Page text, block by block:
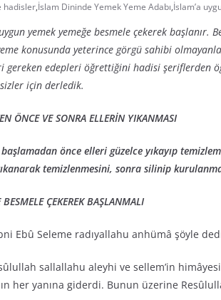
hadisler,İslam Dininde Yemek Yeme Adabı,İslam’a
yemek yemeğe besmele çekerek
konusunda yeterince görgü sahibi
gereken edepleri öğrettiğini hadisi şeriflerden
için derledik.
ÖNCE VE SONRA ELLERİN YIKANMASI
başlamadan önce elleri güzelce yıkayıp
temizlenmesini, sonra silinip
BESMELE ÇEKEREK BAŞLANMALI
Ebû Seleme radıyallahu anhümâ şöyle
sallallahu aleyhi ve sellem’in
her yanına giderdi. Bunun üzerine